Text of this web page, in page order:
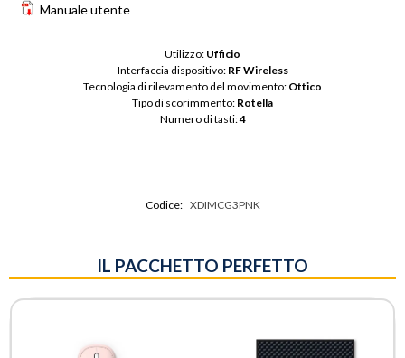
Manuale utente
Utilizzo: Ufficio
Interfaccia dispositivo: RF Wireless
Tecnologia di rilevamento del movimento: Ottico
Tipo di scorimmento: Rotella
Numero di tasti: 4
Codice: XDIMCG3PNK
IL PACCHETTO PERFETTO